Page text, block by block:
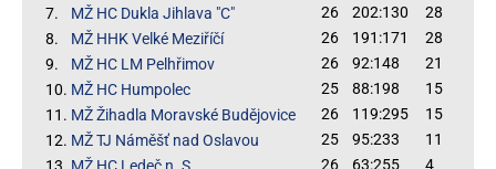
7.
MŽ HC Dukla Jihlava "C" 26 202:130
28
8.
MŽ HHK Velké Meziříčí 26 191:171
28
9.
MŽ HC LM Pelhřimov 26 92:148
21
10. MŽ HC Humpolec 25 88:198
15
11. MŽ Žihadla Moravské Budějovice 26 119:295
15
12. MŽ TJ Náměšť nad Oslavou 25 95:233
11
26 63:255 4